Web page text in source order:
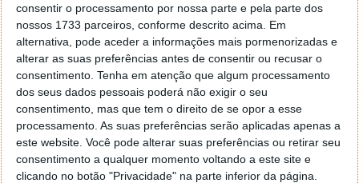
consentir o processamento por nossa parte e pela parte dos
nossos 1733 parceiros, conforme descrito acima. Em
alternativa, pode aceder a informações mais pormenorizadas e
alterar as suas preferências antes de consentir ou recusar o
consentimento. Tenha em atenção que algum processamento
dos seus dados pessoais poderá não exigir o seu
consentimento, mas que tem o direito de se opor a esse
processamento. As suas preferências serão aplicadas apenas a
este website. Você pode alterar suas preferências ou retirar seu
consentimento a qualquer momento voltando a este site e
clicando no botão "Privacidade" na parte inferior da página.